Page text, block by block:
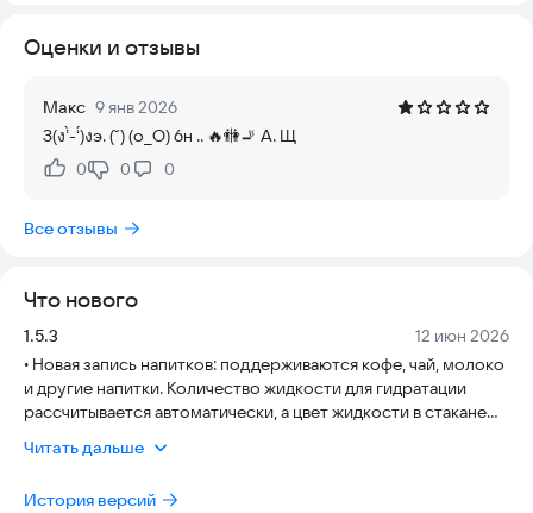
Регулярное употребление воды подтверждено наукой и
☀️ Ясная голова и отличное настроение
🩸 Стабильное давление и пульс
💦 Вывод токсинов из организма
💪🏻 Защита суставов и почек
её мгновенно. Настройте автоматические уведомления под
свой график: сразу после пробуждения, до или после еды и
перед сном. Ничего не упустите!
Для вас:
🚩 Профессиональные нормы потребления воды: расчеты
учитывают ваш возраст, вес, активность и погоду
⏰ Умные уведомления приходят в нужное время
Оценки и отзывы
Макс 9 янв 2026
З(ง’̀-‘́)งэ. (˘) (o_O) 6н .. 🔥🚻🚬 А. Щ
Нравится:
0Не нравится:
0 0
Все отзывы
Что нового
Версия:
1.5.3 Дата:
12 июн 2026
• Новая запись напитков: поддерживаются кофе, чай, молоко
и другие напитки. Количество жидкости для гидратации
рассчитывается автоматически, а цвет жидкости в стакане
• Библиотека напитков и панель быстрого доступа:
настраивайте часто используемые напитки.
Читать дальше
История версий